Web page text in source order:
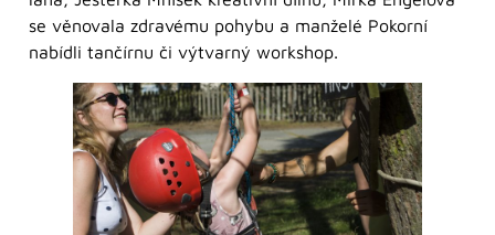
se věnovala zdravému pohybu a manželé Pokorní
nabídli tančírnu či výtvarný workshop.